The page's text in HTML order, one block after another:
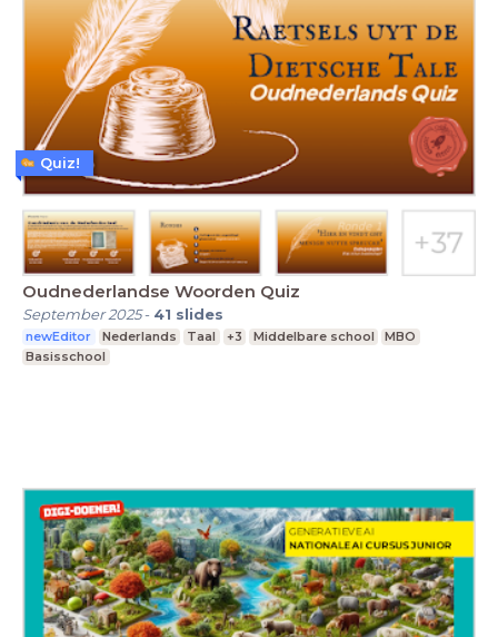
Oudnederlandse Woorden Quiz
September 2025- 41 slides
newEditor Nederlands Taal +3 Middelbare school
MBO
Basisschool
Quiz!